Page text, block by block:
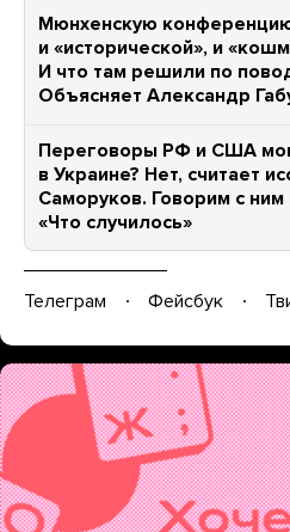
Мюнхенскую
и «исторической», и
И что там решили по
Объясняет Александр
Переговоры РФ и США
в Украине? Нет, считает
Саморуков. Говорим с
«Что случилось»
Телеграм Фейсбук